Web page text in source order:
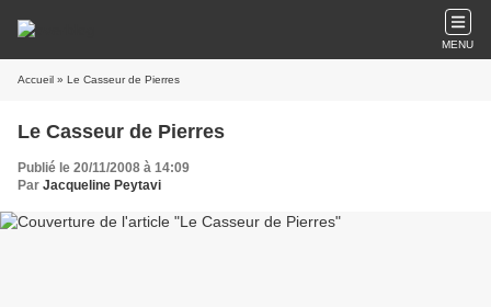
MENU
Accueil » Le Casseur de Pierres
Le Casseur de Pierres
Publié le 20/11/2008 à 14:09
Par Jacqueline Peytavi